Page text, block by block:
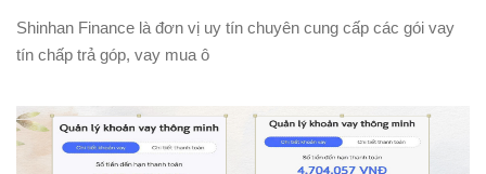
Shinhan Finance là đơn vị uy tín chuyên cung cấp các gói vay
tín chấp trả góp, vay mua ô